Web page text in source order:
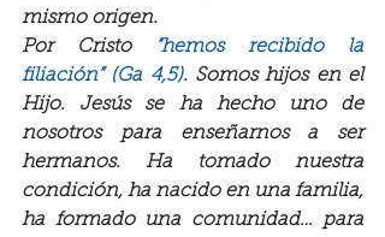
mismo origen.
Por Cristo
“hemos recibido la
filiación” (Ga 4,5). Somos hijos en el
Hijo. Jesús se ha hecho uno de
nosotros para enseñarnos a ser
hermanos. Ha tomado nuestra
condición, ha nacido en una familia,
ha formado una comunidad… para